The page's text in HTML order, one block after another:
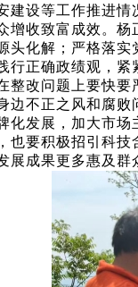
建设等工作推进
增收致富成效。
头化解；严格落
行正确政绩观，
整改问题上要快
边不正之风和腐
化发展，加大市
也要积极招引科
展成果更多惠及